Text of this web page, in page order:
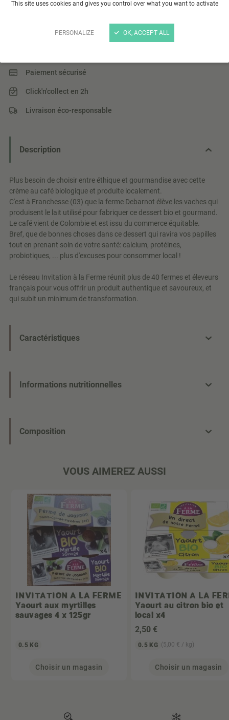
This site uses cookies and gives you control over what you want to activate
PERSONALIZE OK, ACCEPT ALL
Crème dessert au café x4
Crème dessert au café biologique et produit à la ferme.
Paiement sécurisé
Click'n'collect en 2h
Livraison éco-responsable
Description
Plus besoin de choisir entre éthique et gourmandise avec cette
crème au café biologique et produite localement.
C'est à Franchesse (03) que la ferme Debarnot élève les vaches qui
produisent le lait utilisé pour fabriquer ce dessert bio et gourmand.
Le café vient de Colombie et est issu du commerce équitable.
Bref, que de bonnes choses dans ce dessert qui ravira vos papilles
tout en prenant soin de votre santé: calcium, protéines,
probiotiques, ... plus d'excuses pour consommer local !
Le réseau Invitation à la Ferme réunit plus de 40 fermes et éleveurs
français pour vous offrir un produit authentique et savoureux, et
qui subit un minimum de transformation.
Caractéristiques
Informations nutritionnelles
Composition
VOUS AIMEREZ AUSSI
INVITATION A LA FERME
Yaourt aux myrtilles
sauvages 4 x 125gr
0.5 KG
Choisir un magasin
INVITATION A LA
Yaourt au citron bio et
local x4
2,50 €
0.5 KG (5,00 € / kg)
Choisir un magasin